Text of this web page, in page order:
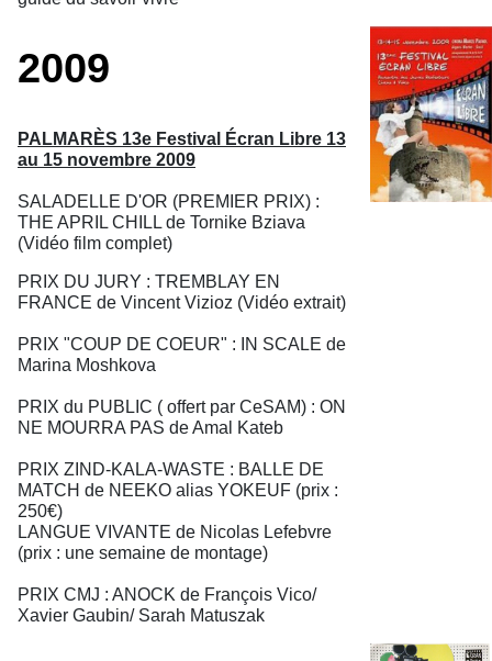
2009
PALMARÈS 13e Festival Écran Libre 13
au 15 novembre 2009
SALADELLE D'OR (PREMIER PRIX) :
THE APRIL CHILL de Tornike Bziava
(Vidéo film complet)
PRIX DU JURY : TREMBLAY EN
FRANCE de Vincent Vizioz (Vidéo extrait)
PRIX "COUP DE COEUR" : IN SCALE de
Marina Moshkova
PRIX du PUBLIC ( offert par CeSAM) : ON
NE MOURRA PAS de Amal Kateb
PRIX ZIND-KALA-WASTE : BALLE DE
MATCH de NEEKO alias YOKEUF (prix :
250€)
LANGUE VIVANTE de Nicolas Lefebvre
(prix : une semaine de montage)
PRIX CMJ : ANOCK de François Vico/
Xavier Gaubin/ Sarah Matuszak